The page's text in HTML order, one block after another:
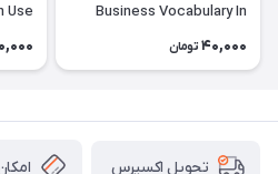
Business Vocabulary In
40,000 تومان
Use
تحویل اکسپرس